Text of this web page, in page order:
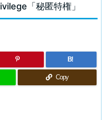

「秘匿特権」
B!
Copy